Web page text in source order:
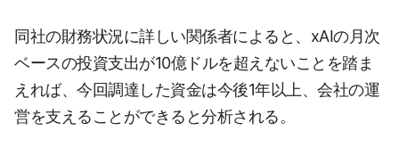
同社の財務状況に詳しい関係者によると、xAIの月次
ベースの投資支出が10億ドルを超えないことを踏ま
えれば、今回調達した資金は今後1年以上、会社の運
営を支えることができると分析される。